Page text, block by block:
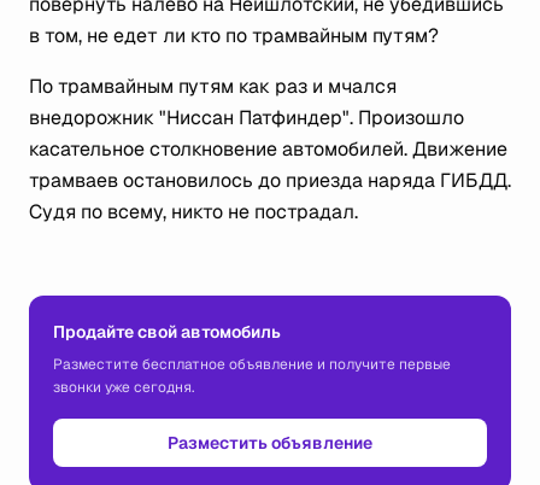
в том, не едет ли кто по трамвайным путям?
По трамвайным путям как раз и мчался
внедорожник "Ниссан Патфиндер". Произошло
касательное столкновение автомобилей. Движение
трамваев остановилось до приезда наряда ГИБДД.
Судя по всему, никто не пострадал.
Продайте свой автомобиль
Разместите бесплатное объявление и получите первые
звонки уже сегодня.
Разместить объявление